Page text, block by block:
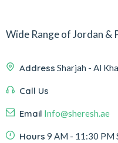
Wide Range of Jordan &
Address Sharjah - Al
Call Us
Email Info@sheresh.ae
Hours 9 AM - 11:30 PM